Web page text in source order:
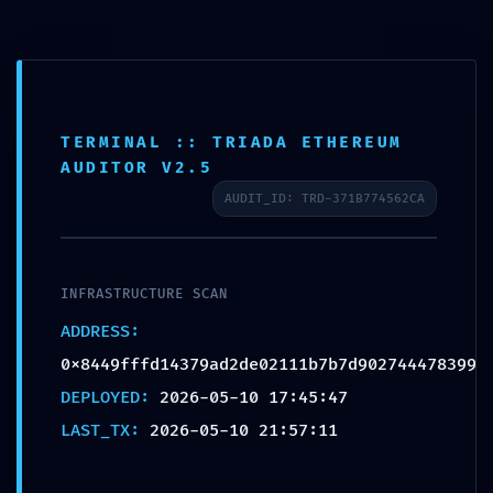
INTERNAL PORT
EXPOSED:
0x8449fffd14379ad2de02
111b7b7d902744478399
:: Risk Assessment:
Exposed Internal Debug
Ports
TERMINAL :: TRIADA ETHEREUM
AUDITOR V2.5
AUDIT_ID: TRD-371B774562CA
INFRASTRUCTURE SCAN
ADDRESS:
0x8449fffd14379ad2de02111b7b7d902744478399
DEPLOYED: 2026-05-10 17:45:47
LAST_TX: 2026-05-10 21:57:11